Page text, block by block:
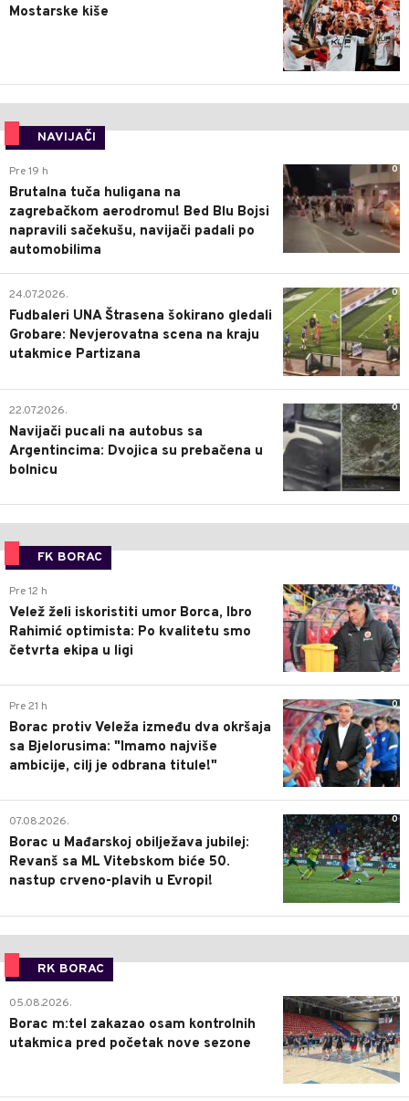
Mostarske kiše
NAVIJAČI
0
Pre 19 h
Brutalna tuča huligana na
zagrebačkom aerodromu! Bed Blu Bojsi
napravili sačekušu, navijači padali po
automobilima
0
24.07.2026.
Fudbaleri UNA Štrasena šokirano gledali
Grobare: Nevjerovatna scena na kraju
utakmice Partizana
0
22.07.2026.
Navijači pucali na autobus sa
Argentincima: Dvojica su prebačena u
bolnicu
FK BORAC
0
Pre 12 h
Velež želi iskoristiti umor Borca, Ibro
Rahimić optimista: Po kvalitetu smo
četvrta ekipa u ligi
0
Pre 21 h
Borac protiv Veleža između dva okršaja
sa Bjelorusima: "Imamo najviše
ambicije, cilj je odbrana titule!"
0
07.08.2026.
Borac u Mađarskoj obilježava jubilej:
Revanš sa ML Vitebskom biće 50.
nastup crveno-plavih u Evropi!
RK BORAC
0
05.08.2026.
Borac m:tel zakazao osam kontrolnih
utakmica pred početak nove sezone